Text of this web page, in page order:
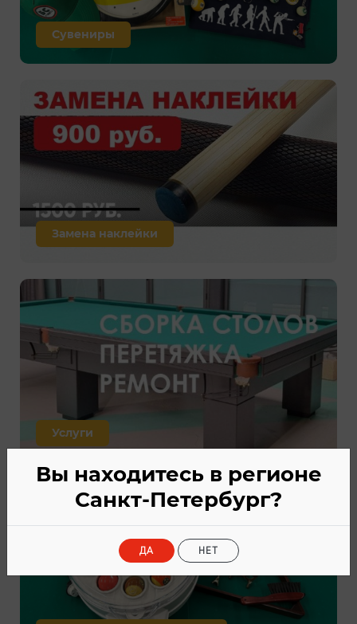
Сувениры
Замена наклейки
Услуги
Вы находитесь в регионе
Санкт-Петербург?
ДА НЕТ